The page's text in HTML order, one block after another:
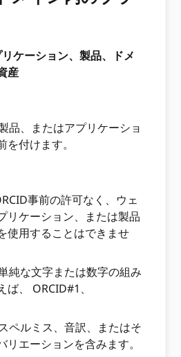
ケーション、製品、ドメ
産
品、またはアプリケーショ
を付けます。
事前の許可なく、ウェ
リケーション、または製品
使用することはできませ
純な文字または数字の組み
、 ORCID#1、
ペルミス、音訳、またはそ
リエーションを含みます。